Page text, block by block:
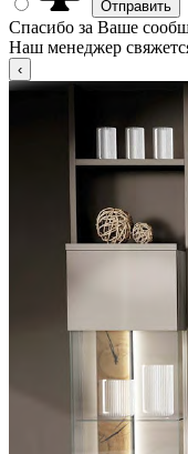
Спасибо за Ваше
Наш менеджер